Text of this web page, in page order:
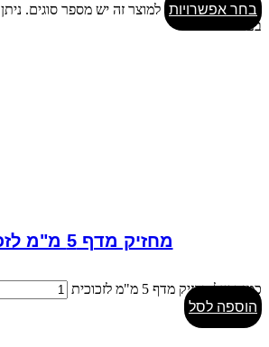
בחר אפשרויות למוצר זה יש מספר סוגים.
בעמוד המוצר
מחזיק מדף 5 מ"מ לזכוכית
כמות של מחזיק מדף 5 מ"מ לזכוכית
הוספה לסל